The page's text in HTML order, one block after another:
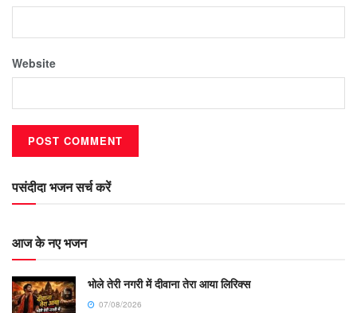
Website
पसंदीदा भजन सर्च करें
आज के नए भजन
भोले तेरी नगरी में दीवाना तेरा आया लिरिक्स
07/08/2026